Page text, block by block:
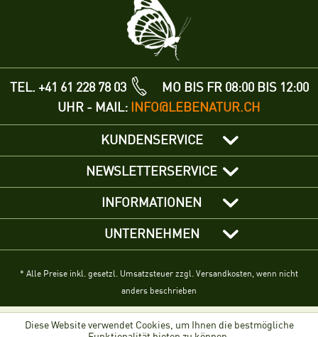
TEL. +41 61 228 78 03
MO BIS FR 08:00 BIS 12:00
UHR - MAIL: INFO@LEBENATUR.CH
KUNDENSERVICE
NEWSLETTERSERVICE
INFORMATIONEN
UNTERNEHMEN
* Alle Preise inkl. gesetzl. Umsatzsteuer zzgl. Versandkosten, wenn nicht
anders beschrieben
Diese Website verwendet Cookies, um Ihnen die bestmögliche